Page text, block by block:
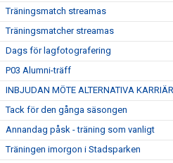
Träningsmatch streamas
Träningsmatcher streamas
Dags för lagfotografering
P03 Alumni-träff
INBJUDAN MÖTE ALTERNATIVA
Tack för den gånga säsongen
Annandag påsk - träning som vanligt
Träningen imorgon i Stadsparken